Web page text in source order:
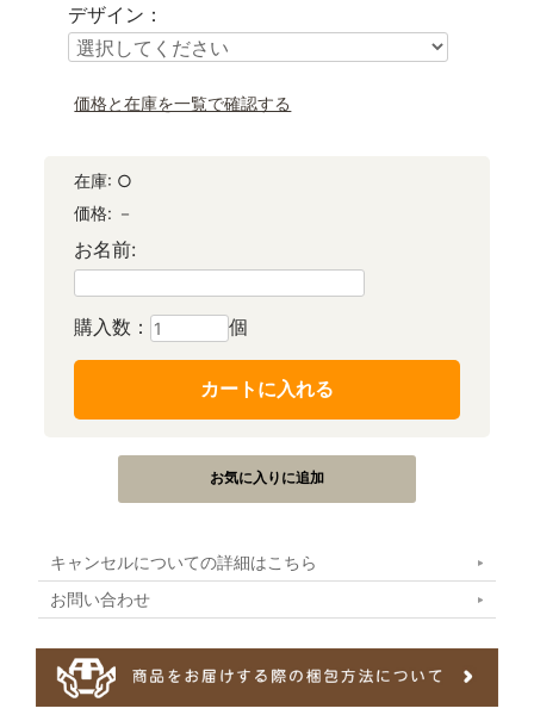
デザイン：
価格と在庫を一覧で確認する
在庫: ○
価格: －
お名前:
購入数： 個
キャンセルについての詳細はこちら
お問い合わせ